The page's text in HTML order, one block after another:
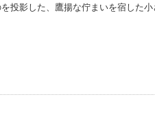
投影した、鷹揚な佇まいを宿した